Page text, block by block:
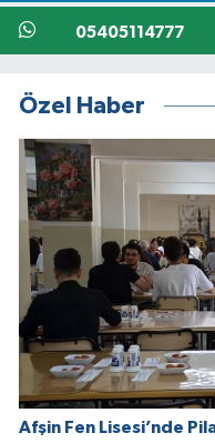
05405114777
Özel Haber
Afşin Fen Lisesi’nde